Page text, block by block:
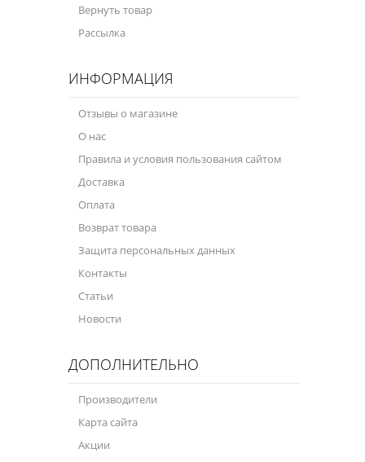
Вернуть товар
Рассылка
ИНФОРМАЦИЯ
Отзывы о магазине
О нас
Правила и условия пользования сайтом
Доставка
Оплата
Возврат товара
Защита персональных данных
Контакты
Статьи
Новости
ДОПОЛНИТЕЛЬНО
Производители
Карта сайта
Акции